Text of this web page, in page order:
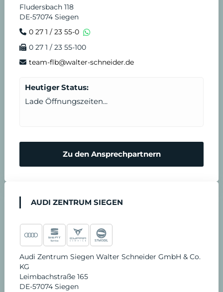
r
Fludersbach 118
DE-57074 Siegen
0 27 1 / 23 55-0
0 27 1 / 23 55-100
team-flb@walter-schneider.de
Heutiger Status:
Lade Öffnungszeiten...
Zu den Ansprechpartnern
AUDI ZENTRUM SIEGEN
Audi Zentrum Siegen Walter Schneider GmbH & Co.
KG
Leimbachstraße 165
DE-57074 Siegen